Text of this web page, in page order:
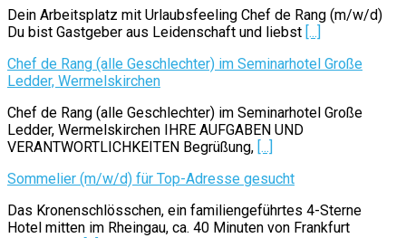
Dein Arbeitsplatz mit Urlaubsfeeling Chef de Rang (m/w/d)
Du bist Gastgeber aus Leidenschaft und liebst [...]
Chef de Rang (alle Geschlechter) im Seminarhotel Große
Ledder, Wermelskirchen
Chef de Rang (alle Geschlechter) im Seminarhotel Große
Ledder, Wermelskirchen IHRE AUFGABEN UND
VERANTWORTLICHKEITEN Begrüßung, [...]
Sommelier (m/w/d) für Top-Adresse gesucht
Das Kronenschlösschen, ein familiengeführtes 4-Sterne
Hotel mitten im Rheingau, ca. 40 Minuten von Frankfurt